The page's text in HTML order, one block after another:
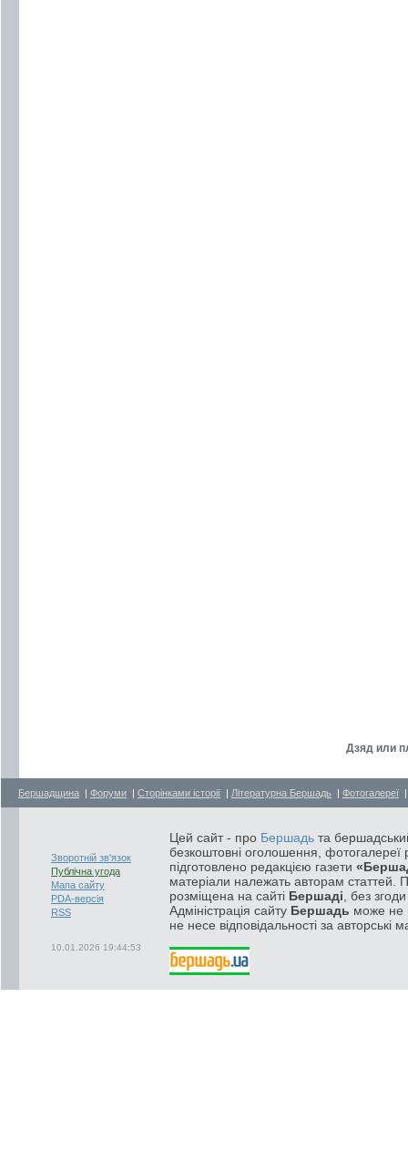
Дзяд или
Бершадщина | Форуми | Сторінками історії | Літературна Бершадь | Фотогалереї
Зворотній зв'язок
Публічна угода
Мапа сайту
PDA-версія
RSS
10.01.2026 19:44:53
Цей сайт - про Бершадь та
безкоштовні оголошення, фотогалереї
підготовлено редакцією газети
матеріали належать авторам статтей.
розміщена на сайті Бершаді , без
Адміністрація сайту Бершадь може не
не несе відповідальності за авторські